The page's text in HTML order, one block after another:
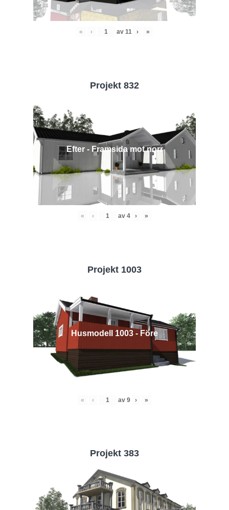
« ‹ av 11 › »
Projekt 832
Efter - Framsida mot norr
« ‹ av 4 › »
Projekt 1003
Husmodell 1003 - Före
« ‹ av 9 › »
Projekt 383